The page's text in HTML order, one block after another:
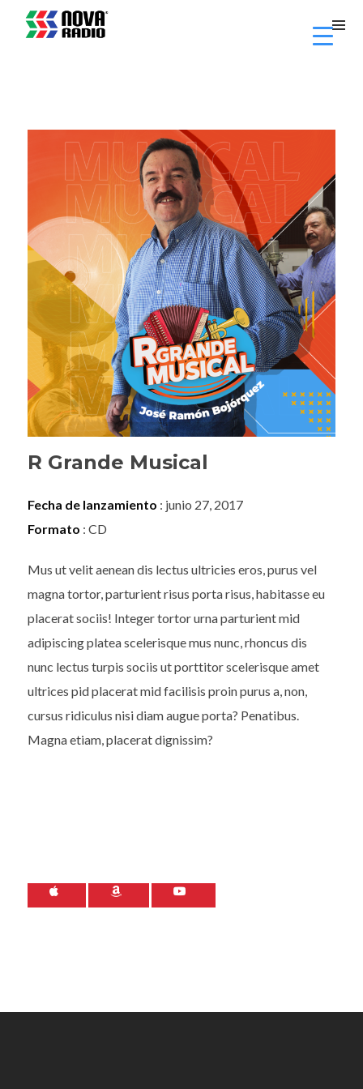
R Grande Musical
Fecha de lanzamiento : junio 27, 2017
Formato : CD
Mus ut velit aenean dis lectus ultricies eros, purus vel
magna tortor, parturient risus porta risus, habitasse eu
placerat sociis! Integer tortor urna parturient mid
adipiscing platea scelerisque mus nunc, rhoncus dis
nunc lectus turpis sociis ut porttitor scelerisque amet
ultrices pid placerat mid facilisis proin purus a, non,
cursus ridiculus nisi diam augue porta? Penatibus.
Magna etiam, placerat dignissim?